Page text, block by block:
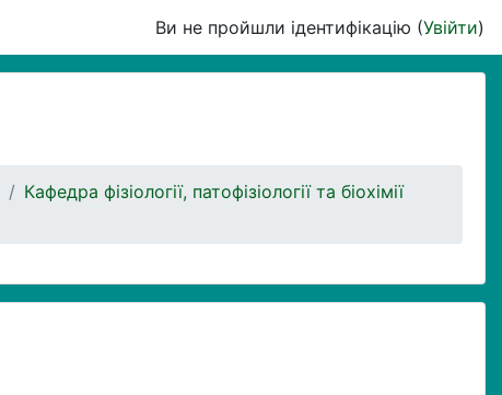
Ви не пройшли ідентифікацію (Увійти)
Кафедра фізіології, патофізіології та біохімії